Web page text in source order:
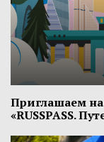
Приглашаем
«RUSSPASS.